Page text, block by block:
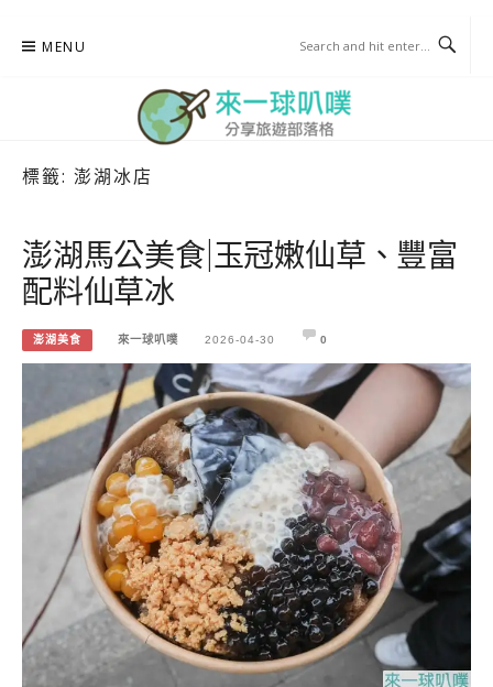
MENU
標籤: 澎湖冰店
澎湖馬公美食|玉冠嫩仙草、豐富
配料仙草冰
澎湖美食 來一球叭噗 2026-04-30 0